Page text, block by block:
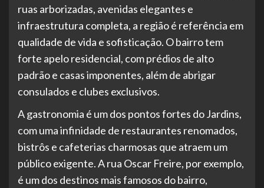
ruas arborizadas, avenidas elegantes e
infraestrutura completa, a região é referência em
qualidade de vida e sofisticação. O bairro tem
forte apelo residencial, com prédios de alto
padrão e casas imponentes, além de abrigar
consulados e clubes exclusivos.
A gastronomia é um dos pontos fortes do Jardins,
com uma infinidade de restaurantes renomados,
bistrôs e cafeterias charmosas que atraem um
público exigente. A rua Oscar Freire, por exemplo,
é um dos destinos mais famosos do bairro,